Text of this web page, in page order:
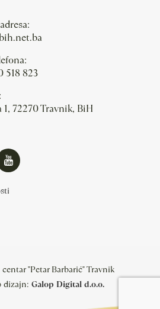
518 823
1, 72270 Travnik, BiH
"Petar Barbarić" Travnik
dizajn: Galop Digital d.o.o.